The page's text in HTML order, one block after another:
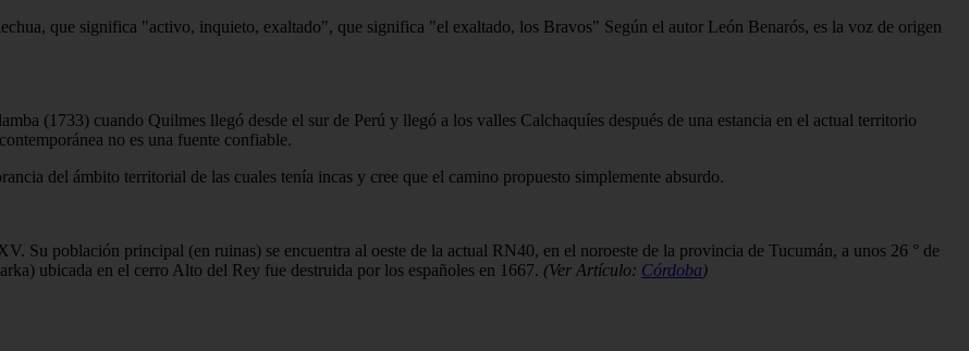
que significa "activo, inquieto, exaltado", que significa "el exaltado, los Bravos" Según el autor León Benarós, es la voz de origen
(1733) cuando Quilmes llegó desde el sur de Perú y llegó a los valles Calchaquíes después de una estancia en el actual territorio
no es una fuente confiable.
del ámbito territorial de las cuales tenía incas y cree que el camino propuesto simplemente absurdo.
Su población principal (en ruinas) se encuentra al oeste de la actual RN40, en el noroeste de la provincia de Tucumán, a unos 26 ° de
ubicada en el cerro Alto del Rey fue destruida por los españoles en 1667. (Ver Artículo: Córdoba)